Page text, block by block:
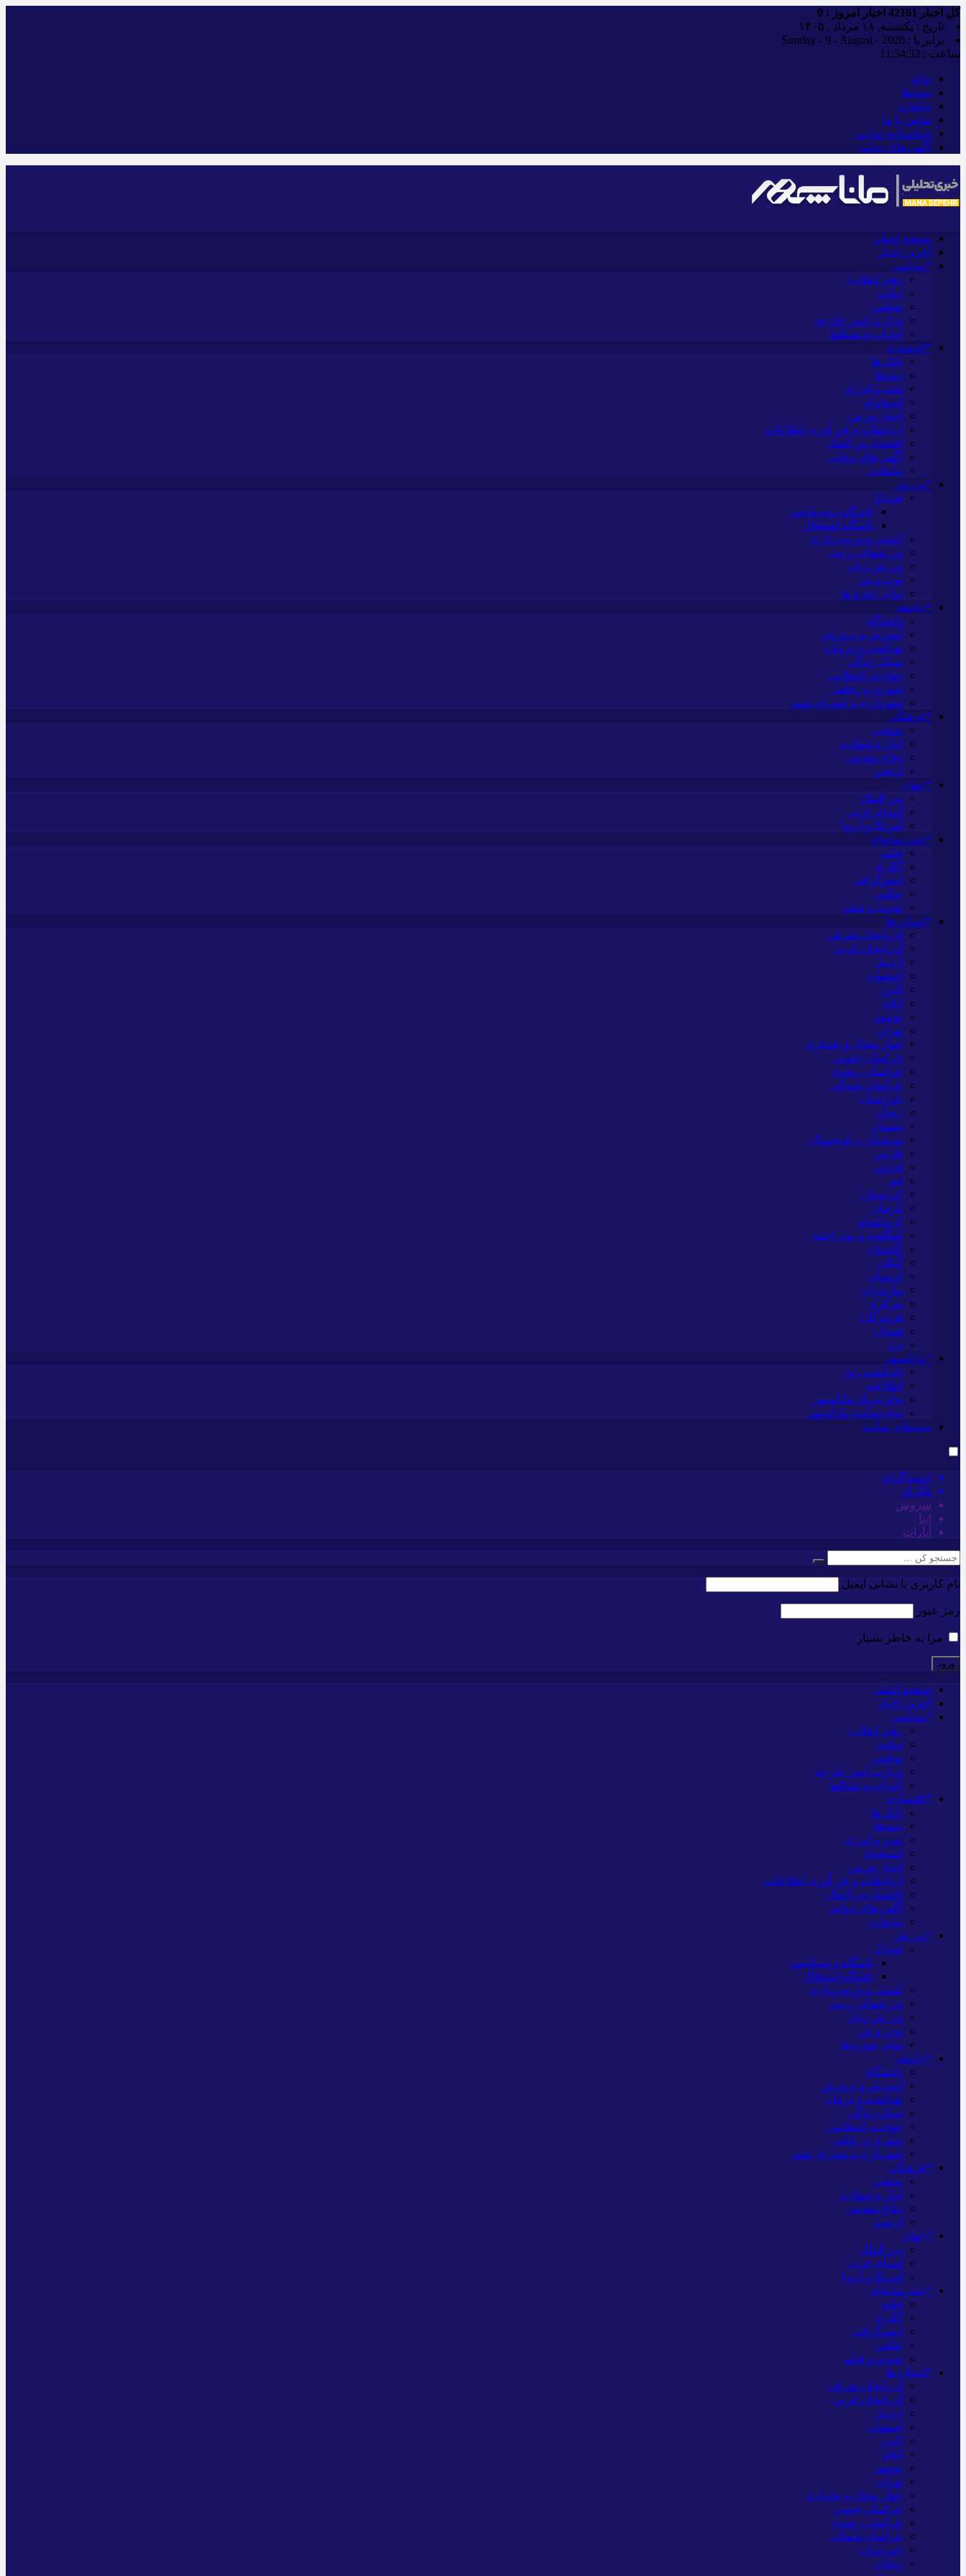
کل اخبار اخبار امروز : 0
تاریخ : یکشنبه, ۱۸ مرداد , ۱۴۰۵
برابر با : Sunday - 9 - August - 2026
ساعت : 11:34:33
خانه
پیوندها
تبلیغات
تماس با ما
شناسنامه سایت
آگهی های دولتی
صفحه اصلی
آخرین اخبار
*سیاسی
رهبر انقلاب
دولت
مجلس
وزارت امور خارجه
احزاب و تشکلها
*اقتصادی
بانک ها
بیمه‌ها
نفت و انرژی
استخدام
اخبار بورس
ارتباطات و فن آوری اطلاعات
اقتصاد بین الملل
آگهی های دولتی
تبلیغات
*ورزش
فوتبال
باشگاه پرسپولیس
باشگاه استقلال
کشتی و وزنه‌برداری
ورزشهای رزمی
ورزش زنان
توپ و تور
سایر حوزه ها
*جامعه
دانشگاه
آموزش و پرورش
بهداشت و درمان
سبک زندگی
حوادث، انتظامی
شهری و رفاهی
شهرداری و شورای شهر
*فرهنگی
مذهبی
ایثار و شهادت
دفاع مقدس
اربعین
*جهان
بین الملل
آسیای غربی
آمریکا و اروپا
*چندرسانه‌ای
فیلم
گالری
اینفوگرافی
عکس
صوت و فیلم
*استان ها
آذربایجان شرقی
آذربایجان غربی
اردبیل
اصفهان
البرز
ایلام
بوشهر
تهران
چهار محال و بختیاری
خراسان جنوبی
خراسان رضوی
خراسان شمالی
خوزستان
زنجان
سمنان
سیستان و بلوچستان
فارس
قزوین
قم
کردستان
کرمان
کرمانشاه
کهگلویه و بویر احمد
گلستان
گیلان
لرستان
مازندران
مرکزی
هرمزگان
همدان
یزد
*ماناسپهر
یادداشت روز
اطلاعیه
پیام تبریک ماناسپهر
پیام تسلیت ماناسپهر
پیوندهای سایت
اینستاگرام
تلگرام
سروش
ایتا
آپارات
نام کاربری یا نشانی ایمیل
رمز عبور
مرا به خاطر بسپار
صفحه اصلی
آخرین اخبار
*سیاسی
رهبر انقلاب
دولت
مجلس
وزارت امور خارجه
احزاب و تشکلها
*اقتصادی
بانک ها
بیمه‌ها
نفت و انرژی
استخدام
اخبار بورس
ارتباطات و فن آوری اطلاعات
اقتصاد بین الملل
آگهی های دولتی
تبلیغات
*ورزش
فوتبال
باشگاه پرسپولیس
باشگاه استقلال
کشتی و وزنه‌برداری
ورزشهای رزمی
ورزش زنان
توپ و تور
سایر حوزه ها
*جامعه
دانشگاه
آموزش و پرورش
بهداشت و درمان
سبک زندگی
حوادث، انتظامی
شهری و رفاهی
شهرداری و شورای شهر
*فرهنگی
مذهبی
ایثار و شهادت
دفاع مقدس
اربعین
*جهان
بین الملل
آسیای غربی
آمریکا و اروپا
*چندرسانه‌ای
فیلم
گالری
اینفوگرافی
عکس
صوت و فیلم
*استان ها
آذربایجان شرقی
آذربایجان غربی
اردبیل
اصفهان
البرز
ایلام
بوشهر
تهران
چهار محال و بختیاری
خراسان جنوبی
خراسان رضوی
خراسان شمالی
خوزستان
زنجان